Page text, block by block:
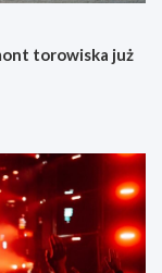
torowiska już